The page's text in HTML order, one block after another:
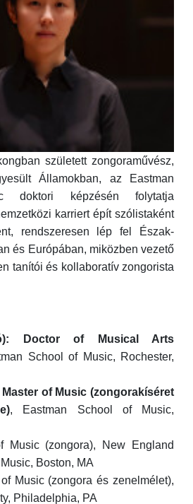
született zongoraművész,
Államokban, az Eastman
doktori képzésén folytatja
karriert épít szólistaként
rendszeresen lép fel Észak-
és Európában, miközben vezető
tanítói és kollaboratív zongorista
Doctor of Musical Arts
School of Music, Rochester,
Master of Music (zongorakíséret
, Eastman School of Music,
Music (zongora), New England
Boston, MA
Music (zongora és zenelmélet),
Philadelphia, PA